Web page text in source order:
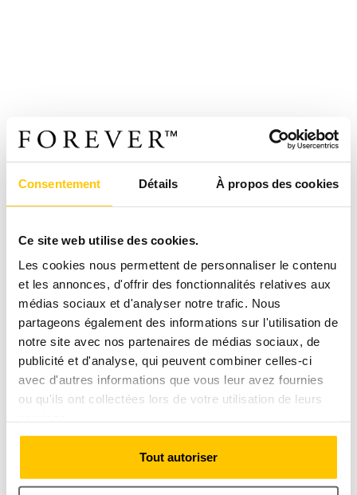
Consentement Détails À propos des cookies
Ce site web utilise des cookies.
Les cookies nous permettent de personnaliser le contenu
et les annonces, d'offrir des fonctionnalités relatives aux
médias sociaux et d'analyser notre trafic. Nous
partageons également des informations sur l'utilisation de
notre site avec nos partenaires de médias sociaux, de
publicité et d'analyse, qui peuvent combiner celles-ci
avec d'autres informations que vous leur avez fournies
ou qu'ils ont collectées lors de votre utilisation de leurs
Tout autoriser